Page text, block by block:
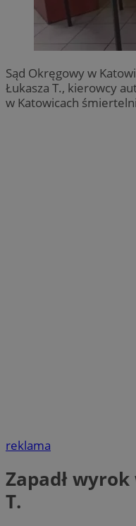
Sąd Okręgowy w
Łukasza T., kierowcy
w Katowicach
reklama
Zapadł
T.